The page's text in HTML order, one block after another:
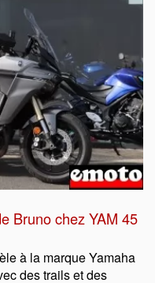
Bruno chez YAM 45
à la marque Yamaha
des trails et des